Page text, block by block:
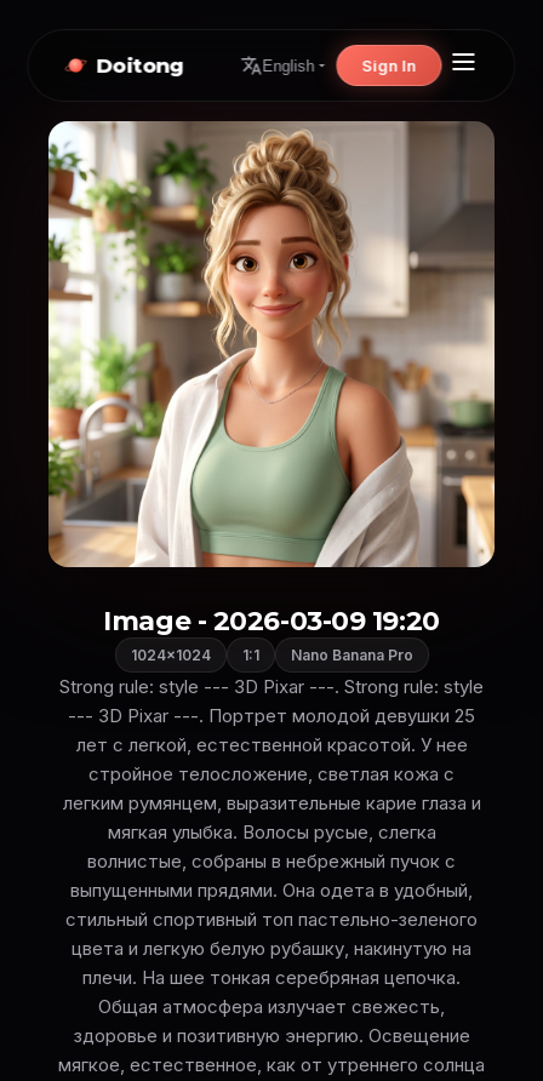
Doitong English Sign In
Image - 2026-03-09 19:20
1024×1024 1:1 Nano Banana Pro
Strong rule: style --- 3D Pixar ---. Strong rule: style
--- 3D Pixar ---. Портрет молодой девушки 25
лет с легкой, естественной красотой. У нее
стройное телосложение, светлая кожа с
легким румянцем, выразительные карие глаза и
мягкая улыбка. Волосы русые, слегка
волнистые, собраны в небрежный пучок с
выпущенными прядями. Она одета в удобный,
стильный спортивный топ пастельно-зеленого
цвета и легкую белую рубашку, накинутую на
плечи. На шее тонкая серебряная цепочка.
Общая атмосфера излучает свежесть,
здоровье и позитивную энергию. Освещение
мягкое, естественное, как от утреннего солнца